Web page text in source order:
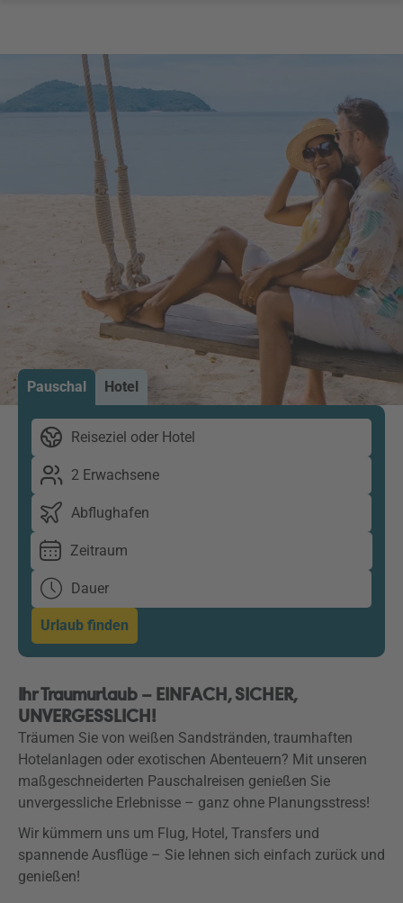
Pauschal Hotel
Reiseziel oder Hotel
2 Erwachsene
Abflughafen
Zeitraum
Dauer
Urlaub finden
Ihr Traumurlaub – EINFACH, SICHER,
UNVERGESSLICH!
Träumen Sie von weißen Sandstränden, traumhaften
Hotelanlagen oder exotischen Abenteuern? Mit unseren
maßgeschneiderten Pauschalreisen genießen Sie
unvergessliche Erlebnisse – ganz ohne Planungsstress!
Wir kümmern uns um Flug, Hotel, Transfers und
spannende Ausflüge – Sie lehnen sich einfach zurück und
genießen!